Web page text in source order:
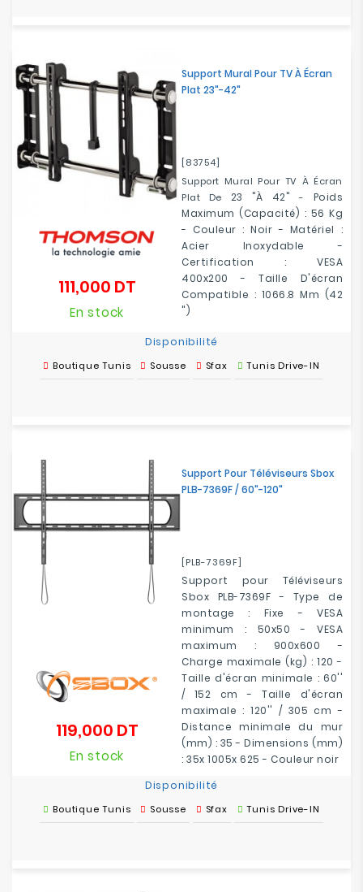
Support Mural Pour TV À Écran
Plat 23"-42"
[83754]
Support Mural Pour TV À Écran
Plat De 23 "à 42" - Poids
Maximum (capacité) : 56 Kg
- Couleur : Noir - Matériel :
Acier Inoxydable -
Certification : VESA
400x200 - Taille D'écran
Compatible : 1066.8 Mm (42
")
111,000 DTPrix
En stock
Disponibilité
Boutique Tunis Sousse Sfax Tunis Drive-IN
Support Pour Téléviseurs Sbox
PLB-7369F / 60"-120"
[PLB-7369F]
Support pour Téléviseurs
Sbox PLB-7369F - Type de
montage : Fixe - VESA
minimum : 50x50 - VESA
maximum : 900x600 -
Charge maximale (kg) : 120 -
Taille d'écran minimale : 60''
/ 152 cm - Taille d'écran
maximale : 120'' / 305 cm -
Distance minimale du mur
(mm) : 35 - Dimensions (mm)
: 35x 1005x 625 - Couleur noir
119,000 DTPrix
En stock
Disponibilité
Boutique Tunis Sousse Sfax Tunis Drive-IN